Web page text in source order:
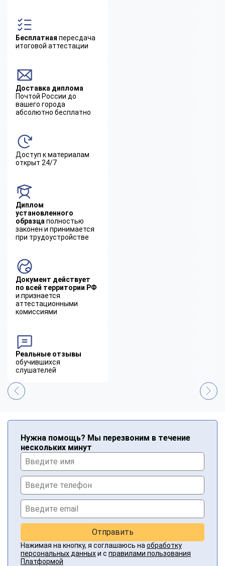
Бесплатная пересдача
итоговой аттестации
Доставка диплома
Почтой России до
вашего города
абсолютно бесплатно
Доступ к материалам
открыт 24/7
Диплом
установленного
образца полностью
законен и принимается
при трудоустройстве
Документ действует
по всей территории РФ
и признается
аттестационными
комиссиями
Реальные отзывы
обучившихся
слушателей
Нужна помощь? Мы перезвоним в течение
нескольких минут
Отправить
Нажимая на кнопку, я соглашаюсь на обработку
персональных данныхи с правилами пользования
Платформой